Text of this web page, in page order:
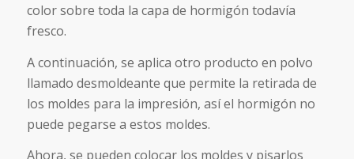
color sobre toda la capa de hormigón todavía
fresco.
A continuación, se aplica otro producto en polvo
llamado desmoldeante que permite la retirada de
los moldes para la impresión, así el hormigón no
puede pegarse a estos moldes.
Ahora, se pueden colocar los moldes y pisarlos